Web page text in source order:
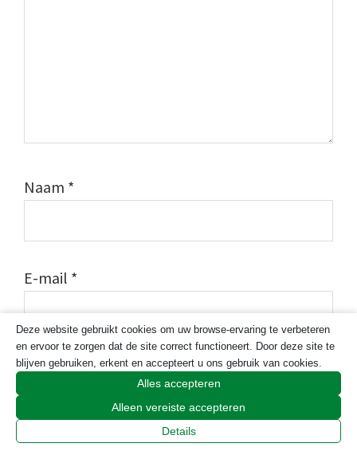
Naam *
E-mail *
Site
Deze website gebruikt cookies om uw browse-ervaring te verbeteren
en ervoor te zorgen dat de site correct functioneert. Door deze site te
blijven gebruiken, erkent en accepteert u ons gebruik van cookies.
Alles accepteren
Alleen vereiste accepteren
Details